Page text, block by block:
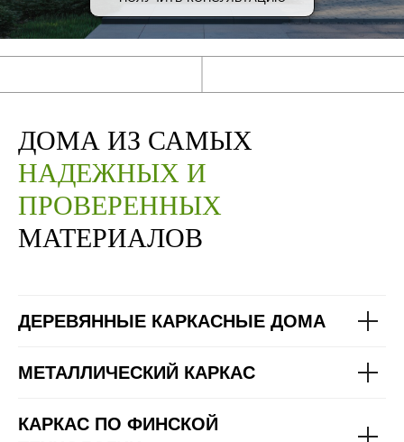
ДОМА ИЗ САМЫХ
НАДЕЖНЫХ И
ПРОВЕРЕННЫХ
МАТЕРИАЛОВ
ДЕРЕВЯННЫЕ КАРКАСНЫЕ ДОМА
МЕТАЛЛИЧЕСКИЙ КАРКАС
КАРКАС ПО ФИНСКОЙ